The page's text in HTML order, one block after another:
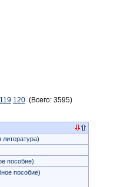
119 120 (Всего: 3595)
литература)
пособие)
пособие)